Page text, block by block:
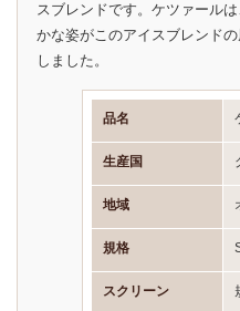
スブレンドです。ケツァール
かな姿がこのアイスブレンド
しました。
品名
生産国
地域
規格
スクリーン